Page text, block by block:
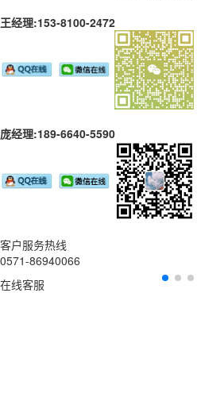
王经理:153-8100-2472
庞经理:189-6640-5590
客户服务热线
0571-86940066
在线客服